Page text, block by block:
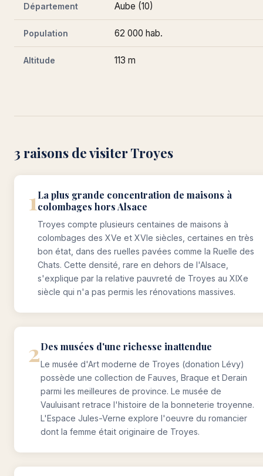
Département Aube (10)
Population 62 000 hab.
Altitude 113 m
3 raisons de visiter Troyes
1La plus grande concentration de maisons à
colombages hors Alsace
Troyes compte plusieurs centaines de maisons à
colombages des XVe et XVIe siècles, certaines en très
bon état, dans des ruelles pavées comme la Ruelle des
Chats. Cette densité, rare en dehors de l'Alsace,
s'explique par la relative pauvreté de Troyes au XIXe
siècle qui n'a pas permis les rénovations massives.
2Des musées d'une richesse inattendue
Le musée d'Art moderne de Troyes (donation Lévy)
possède une collection de Fauves, Braque et Derain
parmi les meilleures de province. Le musée de
Vauluisant retrace l'histoire de la bonneterie troyenne.
L'Espace Jules-Verne explore l'oeuvre du romancier
dont la femme était originaire de Troyes.